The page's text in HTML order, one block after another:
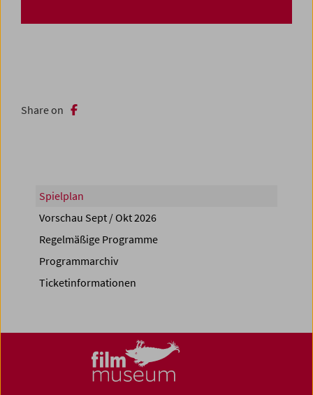
Share on
Spielplan
Vorschau Sept / Okt 2026
Regelmäßige Programme
Programmarchiv
Ticketinformationen